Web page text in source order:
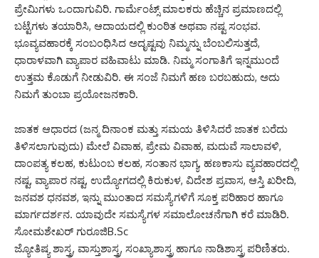
ಪ್ರೇಮಿಗಳು ಒಂದಾಗುವಿರಿ. ಗಾರ್ಮೆಂಟ್ಸ್ ಮಾಲಕರು ಹೆಚ್ಚಿನ ಪ್ರಮಾಣದಲ್ಲಿ
ಬಟ್ಟೆಗಳು ತಯಾರಿಸಿ, ಆದಾಯದಲ್ಲಿ ಕುಂಠಿತ ಅಥವಾ ನಷ್ಟ ಸಂಭವ.
ಭೂವ್ಯವಹಾರಕ್ಕೆ ಸಂಬಂಧಿಸಿದ ಅದೃಷ್ಟವು ನಿಮ್ಮನ್ನು ಬೆಂಬಲಿಸುತ್ತದೆ,
ಧಾರಾಳವಾಗಿ ವ್ಯಾಪಾರ ವಹಿವಾಟು ಮಾಡಿ. ನಿಮ್ಮ ಸಂಗಾತಿಗೆ ಇನ್ನಮುಂದೆ
ಉತ್ತಮ ಕೊಡುಗೆ ನೀಡುವಿರಿ. ಈ ಸಂಜೆ ನಿಮಗೆ ಹಣ ಬರಬಹುದು, ಅದು
ನಿಮಗೆ ತುಂಬಾ ಪ್ರಯೋಜನಕಾರಿ.
ಜಾತಕ ಆಧಾರದ (ಜನ್ಮ ದಿನಾಂಕ ಮತ್ತು ಸಮಯ ತಿಳಿಸಿದರೆ ಜಾತಕ ಬರೆದು
ತಿಳಿಸಲಾಗುವುದು) ಮೇಲೆ ವಿವಾಹ, ಪ್ರೇಮ ವಿವಾಹ, ಮದುವೆ ಸಾಲಾವಳಿ,
ದಾಂಪತ್ಯ ಕಲಹ, ಕುಟುಂಬ ಕಲಹ, ಸಂತಾನ ಭಾಗ್ಯ, ಹಣಕಾಸು ವ್ಯವಹಾರದಲ್ಲಿ
ನಷ್ಟ, ವ್ಯಾಪಾರ ನಷ್ಟ, ಉದ್ಯೋಗದಲ್ಲಿ ಕಿರುಕುಳ, ವಿದೇಶ ಪ್ರವಾಸ, ಆಸ್ತಿ ಖರೀದಿ,
ಜನವಶ ಧನವಶ, ಇನ್ನು ಮುಂತಾದ ಸಮಸ್ಯೆಗಳಿಗೆ ಸೂಕ್ತ ಪರಿಹಾರ ಹಾಗೂ
ಮಾರ್ಗದರ್ಶನ. ಯಾವುದೇ ಸಮಸ್ಯೆಗಳ ಸಮಾಲೋಚನೆಗಾಗಿ ಕರೆ ಮಾಡಿರಿ.
ಸೋಮಶೇಖರ್ ಗುರೂಜಿB.Sc
ಜ್ಯೋತಿಷ್ಯ ಶಾಸ್ತ್ರ, ವಾಸ್ತುಶಾಸ್ತ್ರ, ಸಂಖ್ಯಾಶಾಸ್ತ್ರ ಹಾಗೂ ನಾಡಿಶಾಸ್ತ್ರ ಪರಿಣಿತರು.